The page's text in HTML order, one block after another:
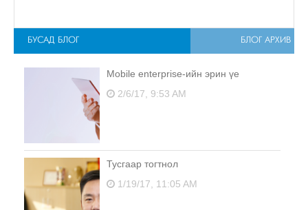
БУСАД БЛОГ БЛОГ АРХИВ
Mobile enterprise-ийн эрин үе
2/6/17, 9:53 AM
Тусгаар тогтнол
1/19/17, 11:05 AM